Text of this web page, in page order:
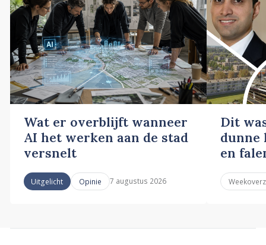
Wat er overblijft wanneer
AI het werken aan de stad
versnelt
Uitgelicht Opinie 7 augustus 2026
Dit
dunne
en